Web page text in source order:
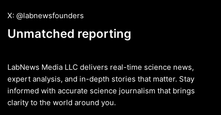
X: @labnewsfounders
Unmatched reporting
LabNews Media LLC delivers real-time science news,
expert analysis, and in-depth stories that matter. Stay
informed with accurate science journalism that brings
clarity to the world around you.